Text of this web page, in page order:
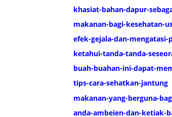
khasiat-bahan-dapur-
makanan-bagi-kesehatan-
efek-gejala-dan-
ketahui-tanda-tanda-
buah-buahan-ini-dapat-
tips-cara-sehatkan-jantung
makanan-yang-berguna-
anda-ambeien-dan-ketiak-